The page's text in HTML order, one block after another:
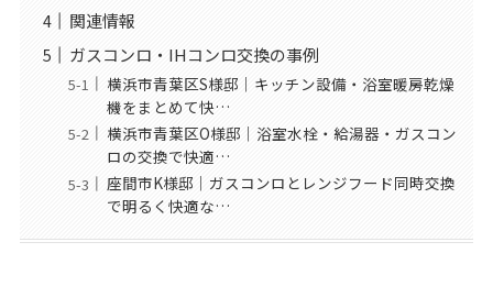
関連情報
ガスコンロ・IHコンロ交換の事例
横浜市青葉区S様邸｜キッチン設備・浴室暖房乾燥
機をまとめて快…
横浜市青葉区O様邸｜浴室水栓・給湯器・ガスコン
ロの交換で快適…
座間市K様邸｜ガスコンロとレンジフード同時交換
で明るく快適な…